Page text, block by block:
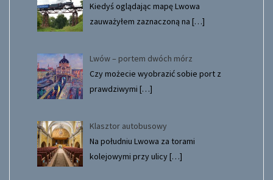
Kiedyś oglądając mapę Lwowa
zauważyłem zaznaczoną na […]
Lwów – portem dwóch mórz
Czy możecie wyobrazić sobie port z
prawdziwymi […]
Klasztor autobusowy
Na południu Lwowa za torami
kolejowymi przy ulicy[…]